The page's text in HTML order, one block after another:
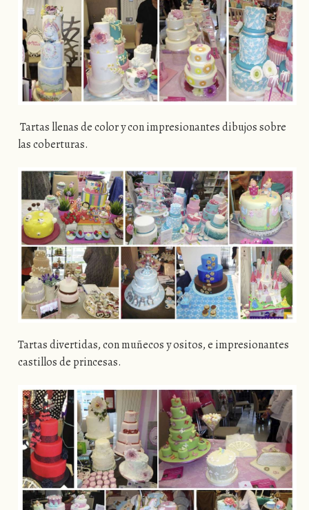
Tartas llenas de color y con impresionantes dibujos sobre
las coberturas.
Tartas divertidas, con muñecos y ositos, e impresionantes
castillos de princesas.